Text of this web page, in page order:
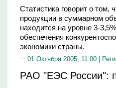
Статистика говорит о том,
продукции в суммарном
находится на уровне 3-
обеспечения
экономики страны.
01 Октября 2005, 11:00 |
РАО "ЕЭС России":